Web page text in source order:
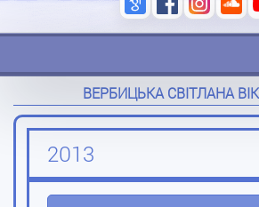
ВЕРБИЦЬКА СВІТЛАНА
2013